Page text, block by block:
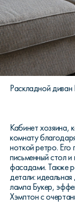
Раскладной
Кабинет хозяина,
комнату
ноткой ретро. Его
письменный стол
фасадами. Также
детали:
лампа Букер,
Хэмптон с